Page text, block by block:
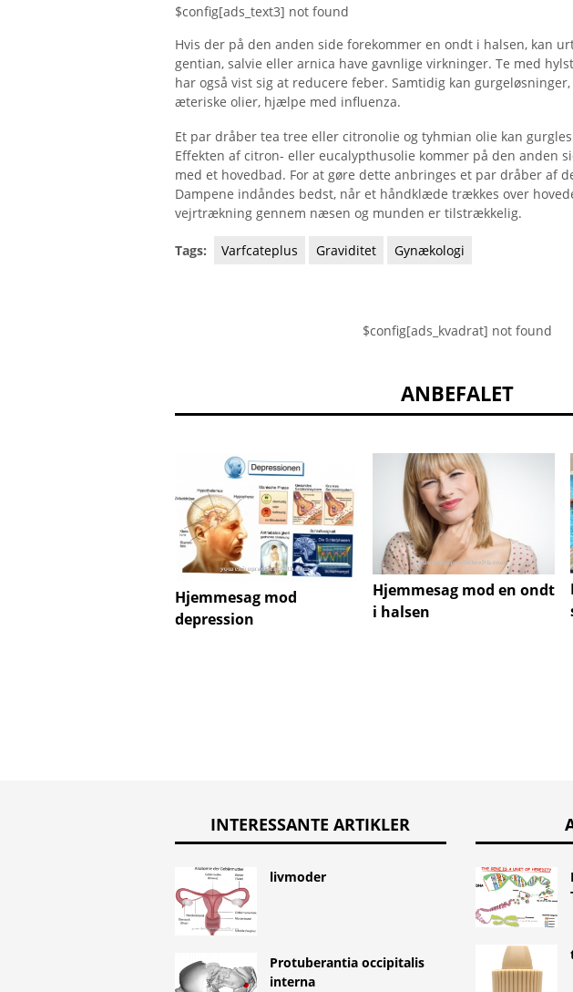
$config[ads_text3] not found
Hvis der på den anden side forekommer en ondt i halsen, kan
gentian, salvie eller arnica have gavnlige virkninger. Te med
har også vist sig at reducere feber. Samtidig kan
æteriske olier, hjælpe med influenza.
Et par dråber tea tree eller citronolie og tyhmian olie kan
Effekten af ​​citron- eller eucalypthusolie kommer på den anden
med et hovedbad. For at gøre dette anbringes et par dråber af
Dampene indåndes bedst, når et håndklæde trækkes over
vejrtrækning gennem næsen og munden er tilstrækkelig.
Tags: Varfcateplus Graviditet Gynækologi
$config[ads_kvadrat] not found
ANBEFALET
Hjemmesag mod
depression
Hjemmesag mod en ondt
i halsen
INTERESSANTE ARTIKLER
livmoder
Protuberantia occipitalis
interna